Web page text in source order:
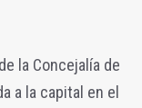
la Concejalía de
a la capital en el